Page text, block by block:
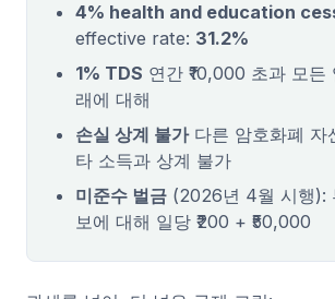
4% health and education
effective rate: 31.2%
1% TDS 연간 ₹10,000 초과 모든
래에 대해
손실 상계 불가다른 암호화폐 자
타 소득과 상계 불가
미준수 벌금 (2026년 4월 시행):
보에 대해 일당 ₹200 + ₹50,000